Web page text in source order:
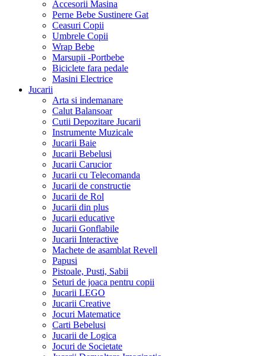
Accesorii Masina
Perne Bebe Sustinere Gat
Ceasuri Copii
Umbrele Copii
Wrap Bebe
Marsupii -Portbebe
Biciclete fara pedale
Masini Electrice
Jucarii
Arta si indemanare
Calut Balansoar
Cutii Depozitare Jucarii
Instrumente Muzicale
Jucarii Baie
Jucarii Bebelusi
Jucarii Carucior
Jucarii cu Telecomanda
Jucarii de constructie
Jucarii de Rol
Jucarii din plus
Jucarii educative
Jucarii Gonflabile
Jucarii Interactive
Machete de asamblat Revell
Papusi
Pistoale, Pusti, Sabii
Seturi de joaca pentru copii
Jucarii LEGO
Jucarii Creative
Jocuri Matematice
Carti Bebelusi
Jucarii de Logica
Jocuri de Societate